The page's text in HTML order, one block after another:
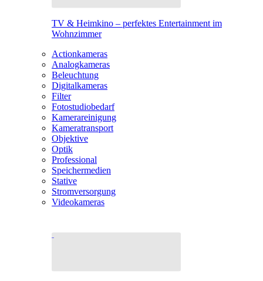
TV & Heimkino – perfektes Entertainment im
Wohnzimmer
Actionkameras
Analogkameras
Beleuchtung
Digitalkameras
Filter
Fotostudiobedarf
Kamerareinigung
Kameratransport
Objektive
Optik
Professional
Speichermedien
Stative
Stromversorgung
Videokameras